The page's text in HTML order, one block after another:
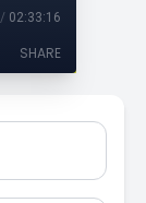
/ 02:33:16
SHARE